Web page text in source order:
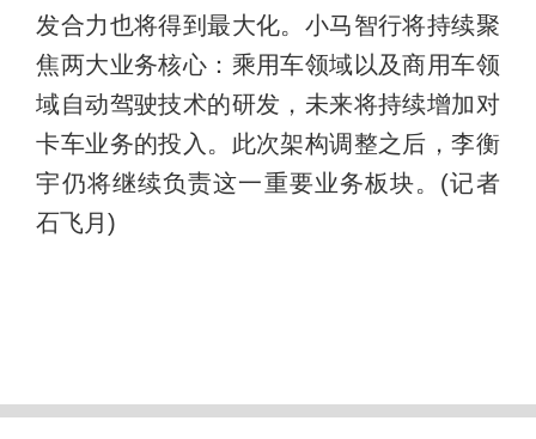
发合力也将得到最大化。小马智行将持续聚
焦两大业务核心：乘用车领域以及商用车领
域自动驾驶技术的研发，未来将持续增加对
卡车业务的投入。此次架构调整之后，李衡
宇仍将继续负责这一重要业务板块。(记者
石飞月)